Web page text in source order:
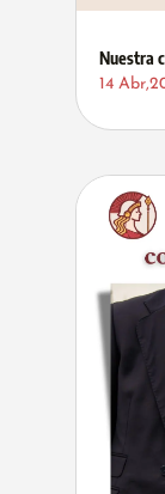
Nuestra
14